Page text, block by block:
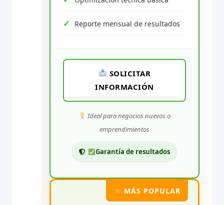
Reporte mensual de resultados
SOLICITAR
INFORMACIÓN
Ideal para negocios nuevos o
emprendimientos
Garantía de resultados
MÁS POPULAR